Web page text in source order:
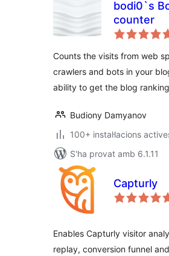
bodi0`s
counter
Counts the visits from web
crawlers and bots in your
ability to get the blog
Budiony Damyanov
100+ instal·lacions
S'ha provat amb 6.1.11
Capturly
Enables Capturly visitor
replay, conversion funnel